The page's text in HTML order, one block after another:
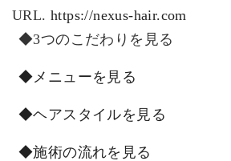
URL. https://nexus-hair.com
◆3つのこだわりを見る
◆メニューを見る
◆ヘアスタイルを見る
◆施術の流れを見る